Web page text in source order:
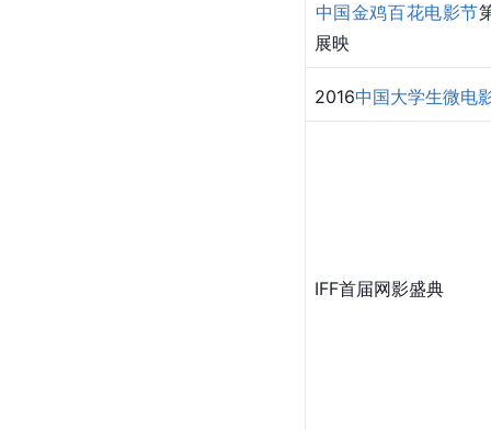
中国金鸡百花电影节
展映
​2016中国大学生微电
IFF首届网影盛典